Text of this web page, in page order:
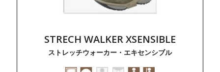
STRECH WALKER XSENSIBLE
ストレッチウォーカー・エキセンシブル